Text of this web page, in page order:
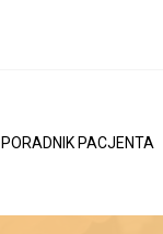
PORADNIK PACJENTA